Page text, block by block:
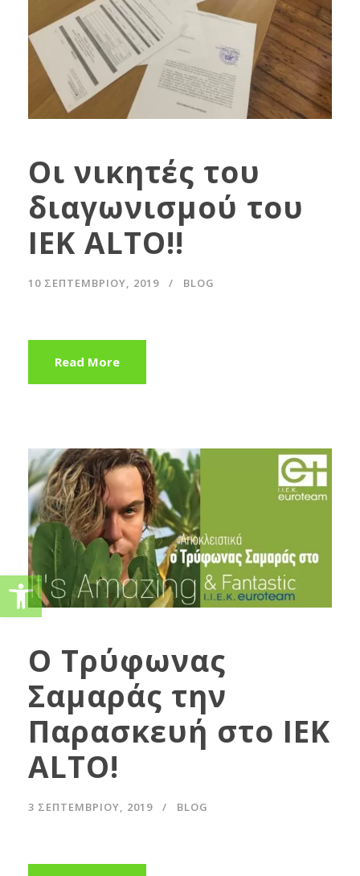
Οι νικητές του
διαγωνισμού του
IEK ALTO!!
10 ΣΕΠΤΕΜΒΡΊΟΥ, 2019 BLOG
Read More
Ο Τρύφωνας
Σαμαράς την
Παρασκευή στο IEK
ALTO!
3 ΣΕΠΤΕΜΒΡΊΟΥ, 2019 BLOG
Ανοίξτε τη γραμμή